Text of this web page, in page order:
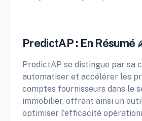
PredictAP : En
PredictAP se distingue par sa
automatiser et accélérer les
comptes fournisseurs dans le
immobilier, offrant ainsi un
optimiser l'efficacité